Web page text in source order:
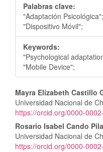
Palabras clave:
"Adaptación
"Dispositivo Móvil";
Keywords:
"Psychological
"Mobile Device";
Contenido
principal
del
Mayra Elizabeth Castillo
Universidad Nacional de
https://orcid.org/0000-
Rosario Isabel Cando
Universidad Nacional de
https://orcid.org/0000-